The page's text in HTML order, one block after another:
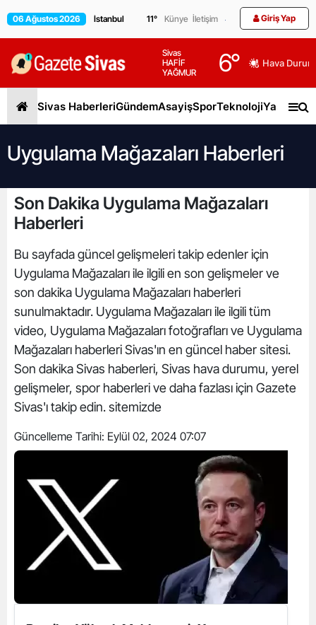
06 Ağustos 2026 11° Künye İletişim Giriş Yap
Sivas
HAFİF
YAĞMUR
6° Hava
Sivas HaberleriGündemAsayişSporTeknolojiYaşam
Uygulama Mağazaları Haberleri
Son Dakika Uygulama Mağazaları
Haberleri
Bu sayfada güncel gelişmeleri takip edenler için
Uygulama Mağazaları ile ilgili en son gelişmeler ve
son dakika Uygulama Mağazaları haberleri
sunulmaktadır. Uygulama Mağazaları ile ilgili tüm
video, Uygulama Mağazaları fotoğrafları ve Uygulama
Mağazaları haberleri Sivas'ın en güncel haber sitesi.
Son dakika Sivas haberleri, Sivas hava durumu, yerel
gelişmeler, spor haberleri ve daha fazlası için Gazete
Sivas'ı takip edin. sitemizde
Güncelleme Tarihi: Eylül 02, 2024 07:07